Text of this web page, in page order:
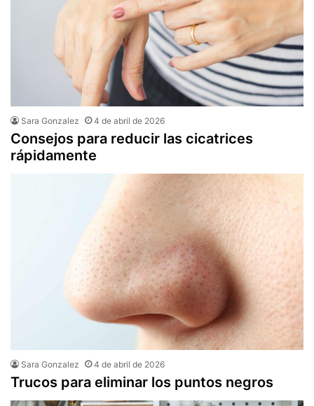
Sara Gonzalez 4 de abril de 2026
Consejos para reducir las cicatrices
rápidamente
Sara Gonzalez 4 de abril de 2026
Trucos para eliminar los puntos negros